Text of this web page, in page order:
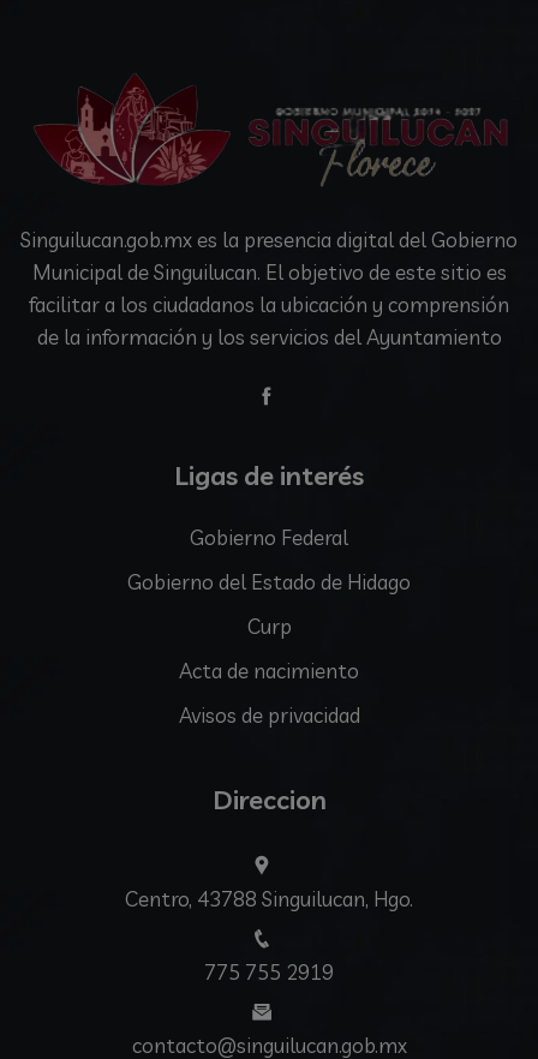
Singuilucan.gob.mx es la presencia digital del Gobierno
Municipal de Singuilucan. El objetivo de este sitio es
facilitar a los ciudadanos la ubicación y comprensión
de la información y los servicios del Ayuntamiento
Ligas de interés
Gobierno Federal
Gobierno del Estado de Hidago
Curp
Acta de nacimiento
Avisos de privacidad
Direccion
Centro, 43788 Singuilucan, Hgo.
775 755 2919
contacto@singuilucan.gob.mx